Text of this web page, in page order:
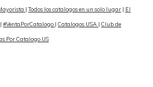
Todos los catalogos en un solo lugar El
#VentaPorCatalogo Catalogos USA Club de
Por Catalogo US